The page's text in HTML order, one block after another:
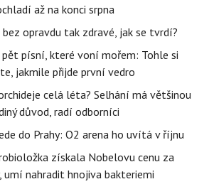
až na konci srpna
opravdu tak zdravé, jak se tvrdí?
písní, které voní mořem: Tohle si
jakmile přijde první vedro
celá léta? Selhání má většinou
důvod, radí odborníci
do Prahy: O2 arena ho uvítá v říjnu
získala Nobelovu cenu za
umí nahradit hnojiva bakteriemi